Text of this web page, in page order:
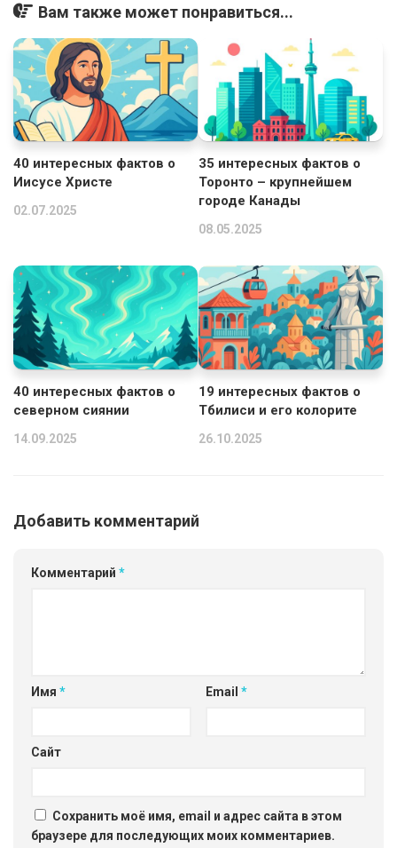
Вам также может понравиться...
40 интересных фактов о
Иисусе Христе
02.07.2025
35 интересных фактов о
Торонто – крупнейшем
городе Канады
08.05.2025
40 интересных фактов о
северном сиянии
14.09.2025
19 интересных фактов о
Тбилиси и его колорите
26.10.2025
Добавить комментарий
Комментарий *
Имя * Email *
Сайт
Сохранить моё имя, email и адрес сайта в этом
браузере для последующих моих комментариев.